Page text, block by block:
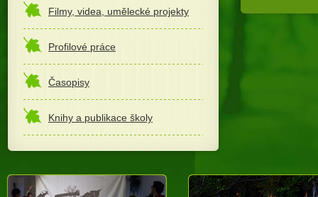
Filmy, videa, umělecké projekty
Profilové práce
Časopisy
Knihy a publikace školy